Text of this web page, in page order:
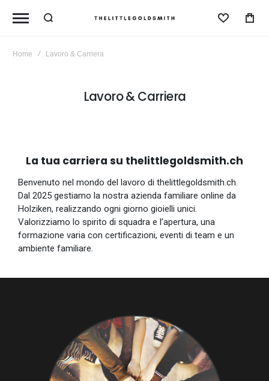
Lista
Home Lavoro & Carriera
Lavoro & Carriera
La tua carriera su thelittlegoldsmith.ch
Benvenuto nel mondo del lavoro di thelittlegoldsmith.ch.
Dal 2025 gestiamo la nostra azienda familiare online da
Holziken, realizzando ogni giorno gioielli unici.
Valorizziamo lo spirito di squadra e l’apertura, una
formazione varia con certificazioni, eventi di team e un
ambiente familiare.